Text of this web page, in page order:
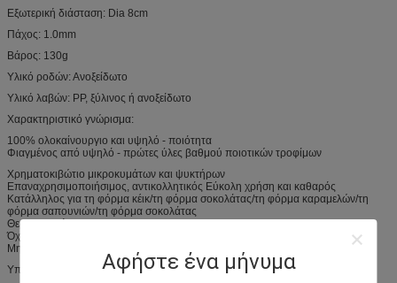
Αφήστε ένα μήνυμα
Εξωτερική διάσταση: Dia 8cm
Πάχος: 1.0mm
Βάρος: 130g
Υλικό ροδών: Ανοξείδωτο
Υλικό λαβών: PP, ξύλινος ή ανοξείδωτο
Χαρακτηριστικό γνώρισμα:
100% ολοκαίνουργιο και υψηλό - ποιότητα
Φιαγμένος από υψηλό - πρώτες ύλες βαθμού ποιοτικών τροφίμων
Χρηματοκιβώτιο μικροκυμάτων και ψυκτήρων
Επαναχρησιμοποιήσιμος, αντικολλητικός Εύκολη χρήση και καθαρός
Κατάλληλος για τη φόρμα κέικ/τη φόρμα σοκολάτας/τη φόρμα καραμελών/τη
φόρμα σαπουνιών/τη φόρμα σοκολάτας
Θερμοκρασία: -40F σε +446F (- 40c σε +230c)
Όχι πολλές πετρέλαια και ιδιαίτερη μυρωδιά της φόρμας
Μη εύκολος στην παραμόρφωση και τη μακριά ζωή υπηρεσιών
Υπηρεσία cOem: